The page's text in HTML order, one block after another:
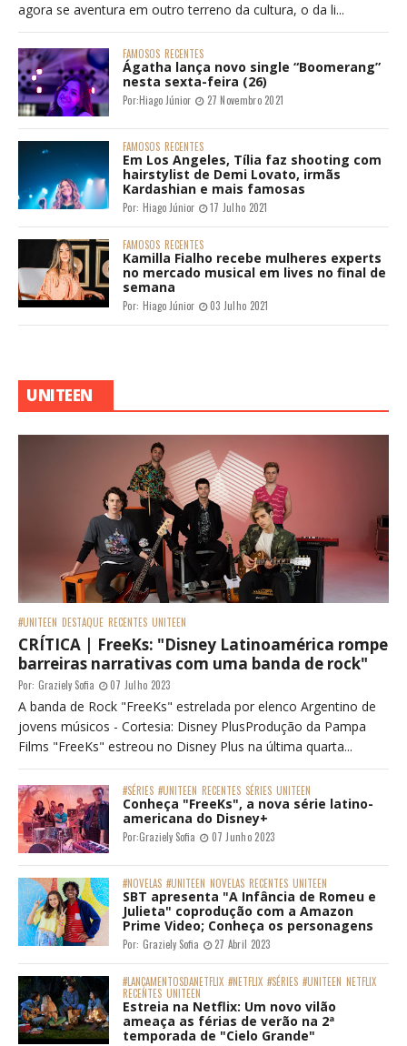
agora se aventura em outro terreno da cultura, o da li...
FAMOSOS RECENTES
Ágatha lança novo single “Boomerang”
nesta sexta-feira (26)
Por:Hiago Júnior 27 Novembro 2021
FAMOSOS RECENTES
Em Los Angeles, Tília faz shooting com
hairstylist de Demi Lovato, irmãs
Kardashian e mais famosas
Por: Hiago Júnior 17 Julho 2021
FAMOSOS RECENTES
Kamilla Fialho recebe mulheres experts
no mercado musical em lives no final de
semana
Por: Hiago Júnior 03 Julho 2021
UNITEEN
#UNITEEN DESTAQUE RECENTES UNITEEN
CRÍTICA | FreeKs: "Disney Latinoamérica rompe
barreiras narrativas com uma banda de rock"
Por: Graziely Sofia 07 Julho 2023
A banda de Rock "FreeKs" estrelada por elenco Argentino de
jovens músicos - Cortesia: Disney PlusProdução da Pampa
Films "FreeKs" estreou no Disney Plus na última quarta...
#SÉRIES #UNITEEN RECENTES SÉRIES UNITEEN
Conheça "FreeKs", a nova série latino-
americana do Disney+
Por:Graziely Sofia 07 Junho 2023
#NOVELAS #UNITEEN NOVELAS RECENTES UNITEEN
SBT apresenta "A Infância de Romeu e
Julieta" coprodução com a Amazon
Prime Video; Conheça os personagens
Por: Graziely Sofia 27 Abril 2023
#LANÇAMENTOSDANETFLIX #NETFLIX #SÉRIES #UNITEEN NETFLIX
RECENTES UNITEEN
Estreia na Netflix: Um novo vilão
ameaça as férias de verão na 2ª
temporada de "Cielo Grande"